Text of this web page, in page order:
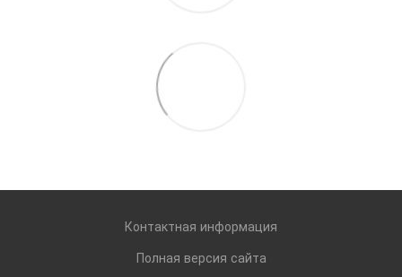
Контактная информация
Полная версия сайта